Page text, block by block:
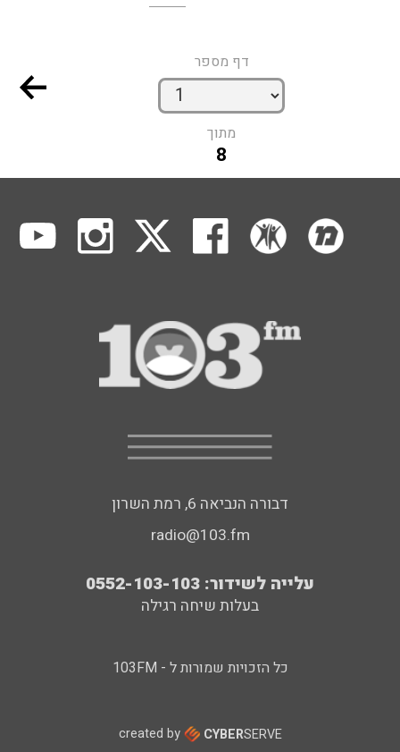
דף מספר
מתוך
8
דבורה הנביאה 6, רמת השרון
radio@103.fm
עלייה לשידור: 0552-103-103
בעלות שיחה רגילה
כל הזכויות שמורות ל - 103FM
created by CYBERSERVE